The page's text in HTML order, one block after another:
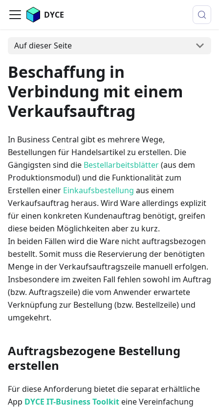
DYCE
Auf dieser Seite
Beschaffung in
Verbindung mit einem
Verkaufsauftrag
In Business Central gibt es mehrere Wege,
Bestellungen für Handelsartikel zu erstellen. Die
Gängigsten sind die Bestellarbeitsblätter(aus dem
Produktionsmodul) und die Funktionalität zum
Erstellen einer Einkaufsbestellung aus einem
Verkaufsauftrag heraus. Wird Ware allerdings explizit
für einen konkreten Kundenauftrag benötigt, greifen
diese beiden Möglichkeiten aber zu kurz.
In beiden Fällen wird die Ware nicht auftragsbezogen
bestellt. Somit muss die Reservierung der benötigten
Menge in der Verkaufsauftragszeile manuell erfolgen.
Insbesondere im zweiten Fall fehlen sowohl im Auftrag
(bzw. Auftragszeile) die vom Anwender erwartete
Verknüpfung zur Bestellung (bzw. Bestellzeile) und
umgekehrt.
Auftragsbezogene Bestellung
erstellen
Für diese Anforderung bietet die separat erhältliche
App DYCE IT-Business Toolkiteine Vereinfachung